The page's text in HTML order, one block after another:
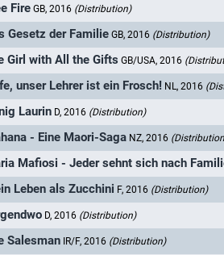
Fire GB, 2016 (Distribution)
Gesetz der Familie GB, 2016 (Distribution)
Girl with All the Gifts GB/USA, 2016
unser Lehrer ist ein Frosch! NL, 2016
Laurin D, 2016 (Distribution)
- Eine Maori-Saga NZ, 2016
Mafiosi - Jeder sehnt sich nach
Leben als Zucchini F, 2016 (Distribution)
D, 2016 (Distribution)
Salesman IR/F, 2016 (Distribution)